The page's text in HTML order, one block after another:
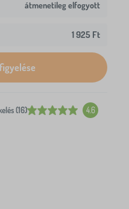
átmenetileg elfogyott
1 925 Ft
(16) 4.6